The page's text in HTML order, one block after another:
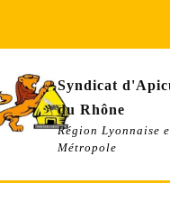
Syndicat
du Rhône
Région Lyonnaise
Métropole